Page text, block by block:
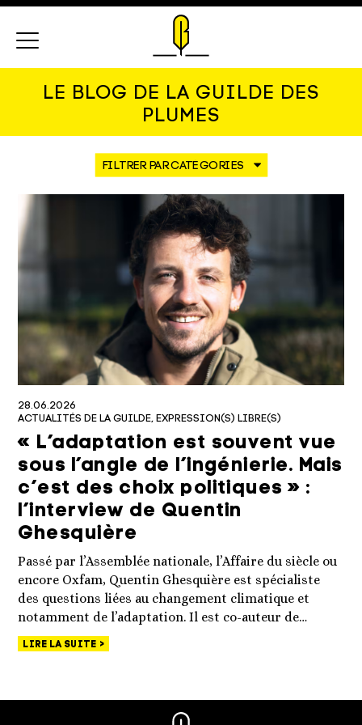
LE BLOG DE LA GUILDE DES
PLUMES
28.06.2026
ACTUALITÉS DE LA GUILDE EXPRESSION(S) LIBRE(S)
« L’adaptation est souvent vue
sous l’angle de l’ingénierie. Mais
c’est des choix politiques » :
l’interview de Quentin
Ghesquière
Passé par l’Assemblée nationale, l’Affaire du siècle ou
encore Oxfam, Quentin Ghesquière est spécialiste
des questions liées au changement climatique et
notamment de l’adaptation. Il est co-auteur de…
LIRE LA SUITE